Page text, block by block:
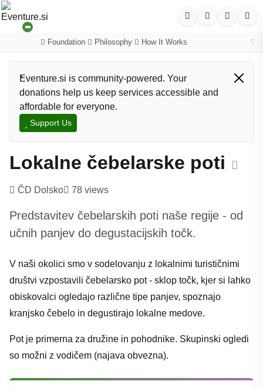
Foundation· Philosophy· How It Works
Eventure.si is community-powered. Your
donations help us keep services accessible and
affordable for everyone.
Support Us
Lokalne čebelarske poti
ČD Dolsko 78 views
Predstavitev čebelarskih poti naše regije - od
učnih panjev do degustacijskih točk.
V naši okolici smo v sodelovanju z lokalnimi turističnimi
društvi vzpostavili čebelarsko pot - sklop točk, kjer si lahko
obiskovalci ogledajo različne tipe panjev, spoznajo
kranjsko čebelo in degustirajo lokalne medove.
Pot je primerna za družine in pohodnike. Skupinski ogledi
so možni z vodičem (najava obvezna).